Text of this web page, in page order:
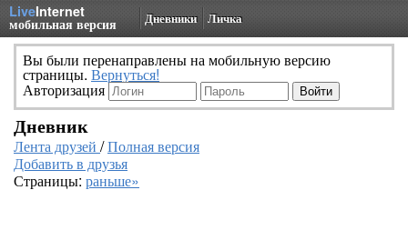
LiveInternet
мобильная версия Дневники Личка
Вы были перенаправлены на мобильную версию
страницы. Вернуться!
Авторизация
Дневник
Лента друзей /Полная версия
Добавить в друзья
Страницы: раньше»